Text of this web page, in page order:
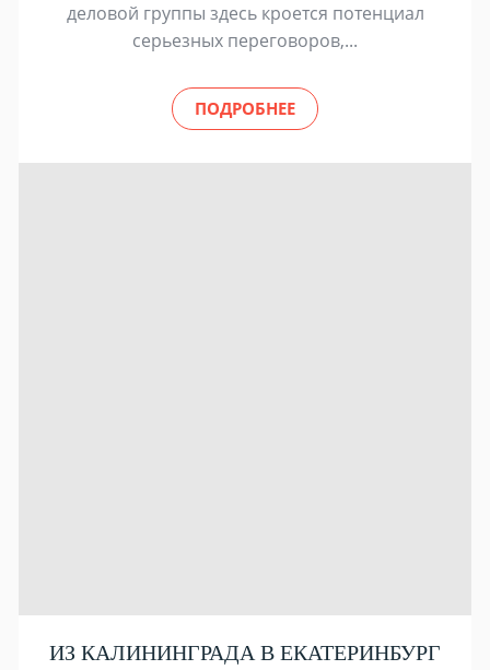
деловой группы здесь кроется потенциал
серьезных переговоров,...
ПОДРОБНЕЕ
ИЗ КАЛИНИНГРАДА В ЕКАТЕРИНБУРГ